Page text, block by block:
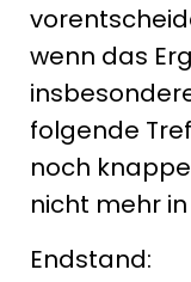
wenn das
folgende
noch
nicht mehr
Endstand: